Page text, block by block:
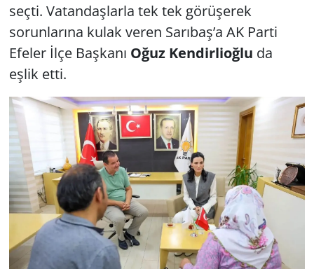
seçti. Vatandaşlarla tek tek görüşerek
sorunlarına kulak veren Sarıbaş’a AK Parti
Efeler İlçe Başkanı Oğuz Kendirlioğlu da
eşlik etti.